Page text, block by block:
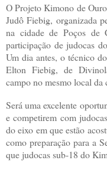
O Projeto Kimono de
Judô Fiebig, organizada
na cidade de Poços de
participação de judocas
Um dia antes, o técnico
Elton Fiebig, de
campo no mesmo local da
Será uma excelente
e competirem com
do eixo em que estão
como preparação para a
que judocas sub-18 do